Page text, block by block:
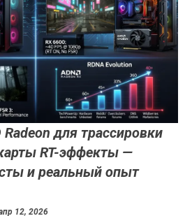
для трассировки
RT-эффекты —
и реальный опыт
12, 2026